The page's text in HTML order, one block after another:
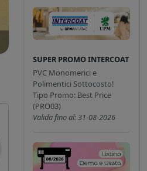
SUPER PROMO INTERCOAT
PVC Monomerici e
Polimentici Sottocosto!
Tipo Promo: Best Price
(PRO03)
Valida fino al: 31-08-2026